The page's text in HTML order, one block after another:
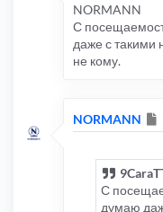
NORMANN
С
даже с такими
не кому.
NORMANN
С
думаю